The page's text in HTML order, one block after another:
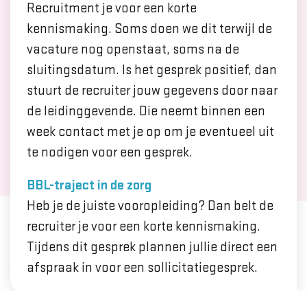
Recruitment je voor een korte
kennismaking. Soms doen we dit terwijl de
vacature nog openstaat, soms na de
sluitingsdatum. Is het gesprek positief, dan
stuurt de recruiter jouw gegevens door naar
de leidinggevende. Die neemt binnen een
week contact met je op om je eventueel uit
te nodigen voor een gesprek.
BBL-traject in de zorg
Heb je de juiste vooropleiding? Dan belt de
recruiter je voor een korte kennismaking.
Tijdens dit gesprek plannen jullie direct een
afspraak in voor een sollicitatiegesprek.